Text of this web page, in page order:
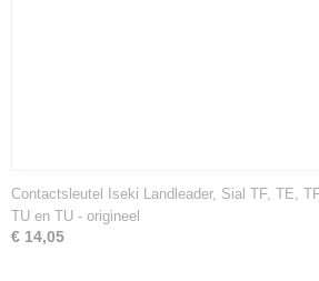
Contactsleutel Iseki Landleader, Sial TF, TE,
TU en TU - origineel
€ 14,05